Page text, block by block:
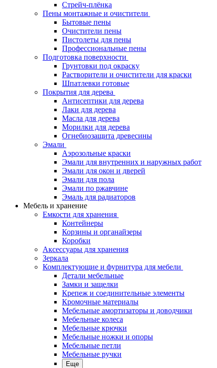
Стрейч-плёнка
Пены монтажные и очистители
Бытовые пены
Очистители пены
Пистолеты для пены
Профессиональные пены
Подготовка поверхности
Грунтовки под окраску
Растворители и очистители для краски
Шпатлевки готовые
Покрытия для дерева
Антисептики для дерева
Лаки для дерева
Масла для дерева
Морилки для дерева
Огнебиозащита древесины
Эмали
Аэрозольные краски
Эмали для внутренних и наружных работ
Эмали для окон и дверей
Эмали для пола
Эмали по ржавчине
Эмаль для радиаторов
Мебель и хранение
Емкости для хранения
Контейнеры
Корзины и органайзеры
Коробки
Аксессуары для хранения
Зеркала
Комплектующие и фурнитура для мебели
Детали мебельные
Замки и защелки
Крепеж и соединительные элементы
Кромочные материалы
Мебельные амортизаторы и доводчики
Мебельные колеса
Мебельные крючки
Мебельные ножки и опоры
Мебельные петли
Мебельные ручки
Еще